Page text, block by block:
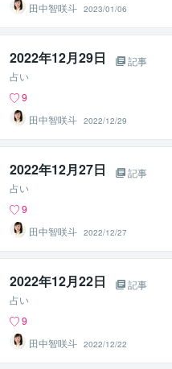
田中智咲斗 2023/01/06
2022年12月29日
記事
占い
9
田中智咲斗 2022/12/29
2022年12月27日
記事
占い
9
田中智咲斗 2022/12/27
2022年12月22日
記事
占い
9
田中智咲斗 2022/12/22